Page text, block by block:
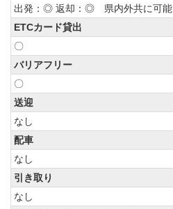
出発：◎ 返却：◎ 県内外共に可能
ETCカード貸出
〇
バリアフリー
〇
送迎
なし
配車
なし
引き取り
なし